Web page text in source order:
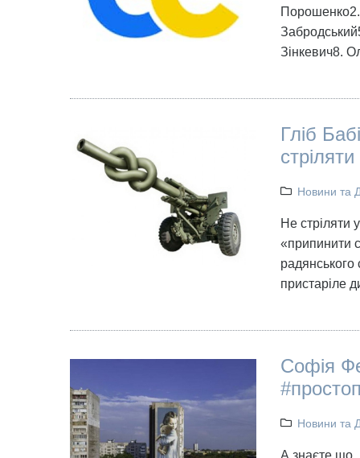
Зінкевич8.
Гліб
Новини та
Не стріляти
«припинити
радянського
пристаріле
Софія
Новини та